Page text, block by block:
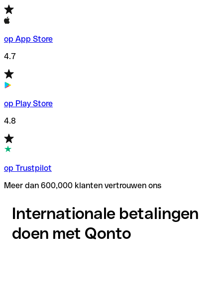
op App Store
4.7
op Play Store
4.8
op Trustpilot
Meer dan 600,000 klanten vertrouwen ons
Internationale betalingen
doen met Qonto